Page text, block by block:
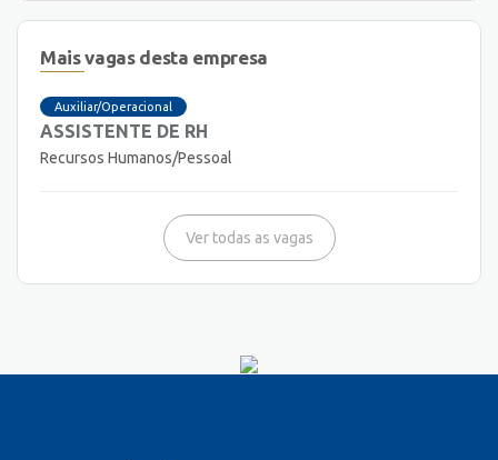
Mais vagas desta empresa
Auxiliar/Operacional
ASSISTENTE DE RH
Recursos Humanos/Pessoal
Ver todas as vagas